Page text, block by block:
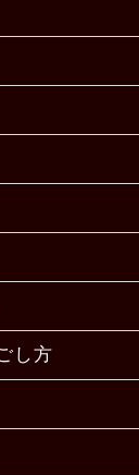
し方